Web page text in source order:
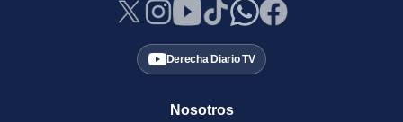
Derecha Diario TV
Nosotros